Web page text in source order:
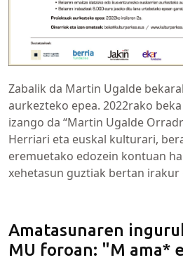
Zabalik da Martin Ugalde
aurkezteko epea. 2022rako
izango da “Martin Ugalde
Herriari eta euskal kulturari,
eremuetako edozein kontuan
xehetasun guztiak bertan irakur
Amatasunaren
MU foroan: "M ama*